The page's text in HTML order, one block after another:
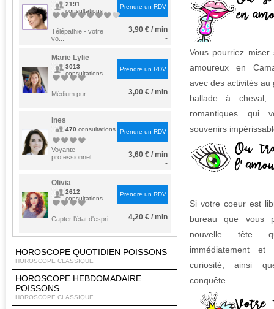
2191
consultations
Télépathie - votre
vo...
Prendre un RDV
3,90 € / min
-
Marie Lylie
3013
consultations
Médium pur
Prendre un RDV
3,00 € / min
-
Ines
470 consultations
Voyante
professionnel...
Prendre un RDV
3,60 € / min
-
Olivia
2612
consultations
Capter l'état d'espri...
Prendre un RDV
4,20 € / min
-
HOROSCOPE QUOTIDIEN POISSONS
HOROSCOPE CLASSIQUE
HOROSCOPE HEBDOMADAIRE
POISSONS
HOROSCOPE CLASSIQUE
Vous pourriez
amoureux en
avec des activités au
ballade à cheval,
romantiques qui
souvenirs
Si votre coeur est
bureau que vous
nouvelle tête
immédiatement
curiosité, ainsi
conquête...